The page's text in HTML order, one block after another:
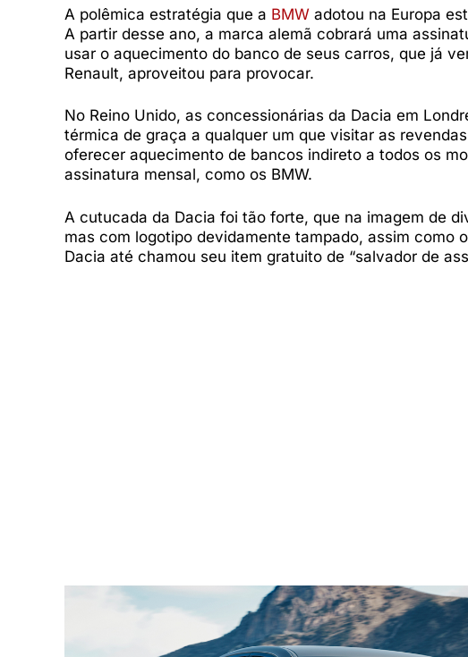
A polêmica estratégia que a BMW adotou na Europa
A partir desse ano, a marca alemã cobrará uma
usar o aquecimento do banco de seus carros, que já
Renault, aproveitou para provocar.
No Reino Unido, as concessionárias da Dacia em
térmica de graça a qualquer um que visitar as
oferecer aquecimento de bancos indireto a todos os
assinatura mensal, como os BMW.
A cutucada da Dacia foi tão forte, que na imagem de
mas com logotipo devidamente tampado, assim como
Dacia até chamou seu item gratuito de “salvador de